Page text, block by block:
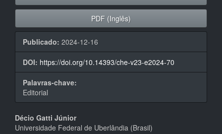
PDF (Inglês)
Publicado: 2024-12-16
DOI: https://doi.org/10.14393/che-v23-e2024-70
Palavras-chave:
Editorial
Conteúdo
Décio Gatti Júnior
Universidade Federal de Uberlândia (Brasil)